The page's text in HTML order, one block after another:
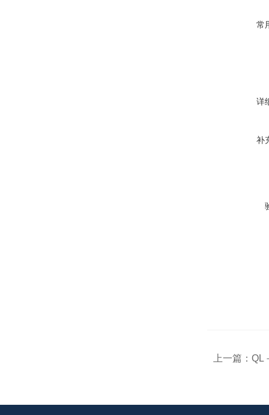
常
详
补
上一篇： QL